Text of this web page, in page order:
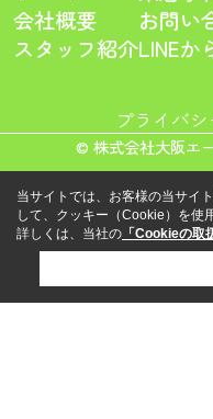
会社概要
スタッフ紹介
お問い
LINEか
プライバ
© 株式会社大阪エ
当サイトでは、お客様の当サイ
して、クッキー（Cookie）を使
詳しくは、当社の 「Cookieの取